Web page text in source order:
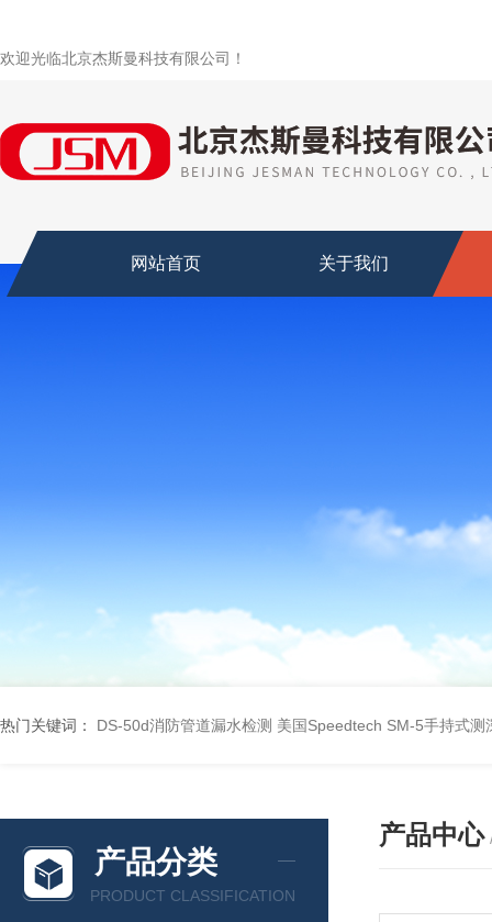
欢迎光临北京杰斯曼科技有限公司！
网站首页 关于我们
热门关键词： DS-50d消防管道漏水检测 美国Speedtech SM-5手持式测
产品分类
PRODUCT CLASSIFICATION
产品中心